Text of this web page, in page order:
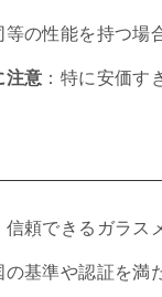
等の性能を持つ場
注意 ：特に安価す
信頼できるガラス
の基準や認証を満